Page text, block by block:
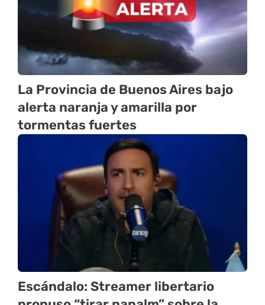
La Provincia de Buenos Aires bajo
alerta naranja y amarilla por
tormentas fuertes
Escándalo: Streamer libertario